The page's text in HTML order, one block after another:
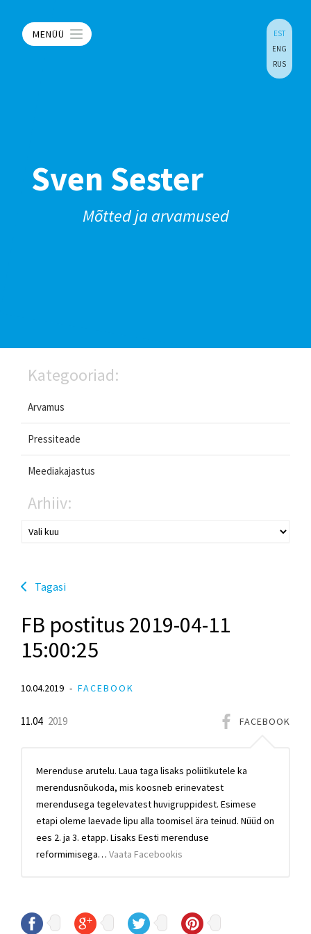
MENÜÜ
EST
ENG
RUS
Sven Sester
Mõtted ja arvamused
Kategooriad:
Arvamus
Pressiteade
Meediakajastus
Arhiiv:
Tagasi
FB postitus 2019-04-11
15:00:25
10.04.2019 FACEBOOK
FACEBOOK
11.04 2019
Merenduse arutelu. Laua taga lisaks poliitikutele ka
merendusnõukoda, mis koosneb erinevatest
merendusega tegelevatest huvigruppidest. Esimese
etapi oleme laevade lipu alla toomisel ära teinud. Nüüd on
ees 2. ja 3. etapp. Lisaks Eesti merenduse
reformimisega… Vaata Facebookis